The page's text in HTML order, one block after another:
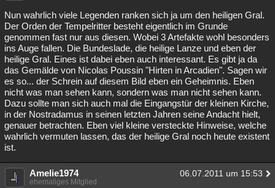
Nun wahrlich viele Legenden ranken sich ja um den heiligen Gral.
Der Orden der Tempelritter besteht eigentlich im Grunde
genommen fast nur aus diesen. Wobei 3 Artefakte wohl besonders
ins Auge fallen. Die Bundeslade, die heilige Lanze und eben der
heilige Gral. Eines ist dabei eben auch interessant. Es gibt ja da
das Gemälde von Nicolas Poussin "Hirten in Arcadien". Sagen wir
es so... der Schrein auf diesem Bild eben ein Geheimnis. Eben
nicht was man sehen kann, sondern was man nicht sehen kann.
Dazu sollte man sich auch mal die Eingangstür der kleinen Kirche,
in der Nostradamus in seinen letzten Jahren seine Andacht hielt,
genauer betrachten. Eben viel kleine versteckte Hinweise, welche
wahrlich vermuten lassen, das der heilige Gral noch heute existent
ist.
Amelie1974 06.07.2011 um 15:53
ehemaliges Mitglied